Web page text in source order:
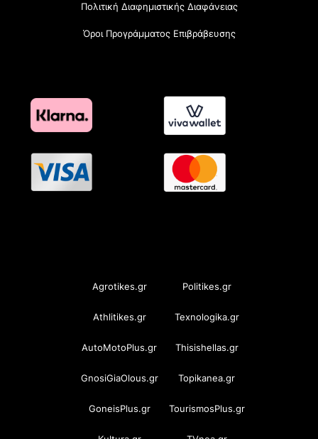
Πολιτική Διαφημιστικής Διαφάνειας
Όροι Προγράμματος Επιβράβευσης
Agrotikes.gr Politikes.gr
Athlitikes.gr Texnologika.gr
AutoMotoPlus.gr Thisishellas.gr
GnosiGiaOlous.gr Topikanea.gr
GoneisPlus.gr TourismosPlus.gr